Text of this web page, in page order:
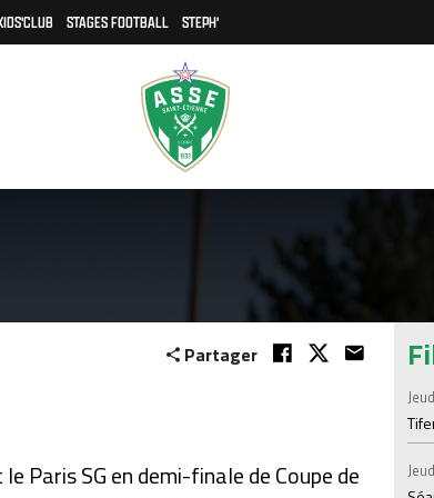
STAGES FOOTBALL STEPH'
Partager
Paris SG en demi-finale de Coupe de